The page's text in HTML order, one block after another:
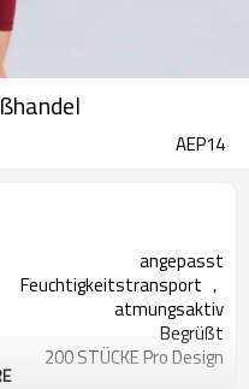
AEP14
angepasst
Feuchtigkeitstransport ，
atmungsaktiv
Begrüßt
200 STÜCKE Pro Design